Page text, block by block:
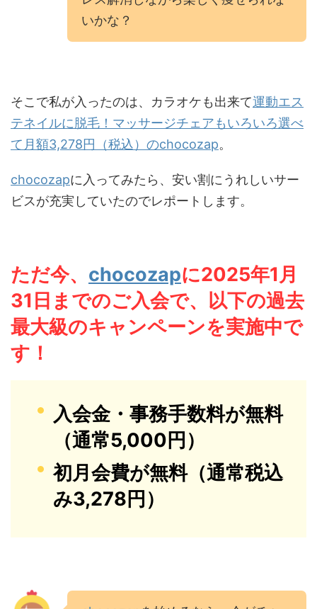
いかな？
そこで私が入ったのは、カラオケも出来て運動エス
テネイルに脱毛！マッサージチェアもいろいろ選べ
て月額3,278円（税込）のchocozap。
chocozapに入ってみたら、安い割にうれしいサー
ビスが充実していたのでレポートします。
ただ今、 chocozapに2025年1月
31日までのご入会で、 以下の過去
最大級のキャンペーンを実施中で
す！
入会金・事務手数料が無料
（通常5,000円）
初月会費が無料（通常税込
み3,278円）